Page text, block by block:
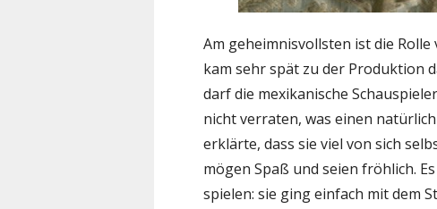
Am geheimnisvollsten ist die Rolle
kam sehr spät zu der Produktion
darf die mexikanische
nicht verraten, was einen
erklärte, dass sie viel von sich
mögen Spaß und seien fröhlich.
spielen: sie ging einfach mit dem